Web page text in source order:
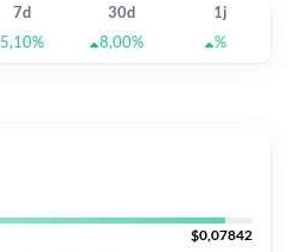
7d 30d
1j
5,10% 8,00% %
$0,07842